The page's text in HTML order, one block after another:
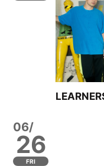
06/
26
FRI